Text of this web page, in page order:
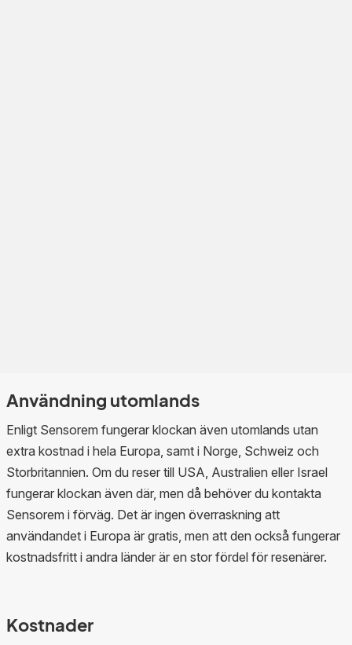
Användning utomlands
Enligt Sensorem fungerar klockan även utomlands utan
extra kostnad i hela Europa, samt i Norge, Schweiz och
Storbritannien. Om du reser till USA, Australien eller Israel
fungerar klockan även där, men då behöver du kontakta
Sensorem i förväg. Det är ingen överraskning att
användandet i Europa är gratis, men att den också fungerar
kostnadsfritt i andra länder är en stor fördel för resenärer.
Kostnader